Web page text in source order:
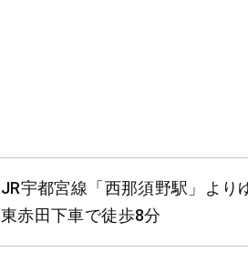
JR宇都宮線「西那須野駅」より
東赤田下車で徒歩8分